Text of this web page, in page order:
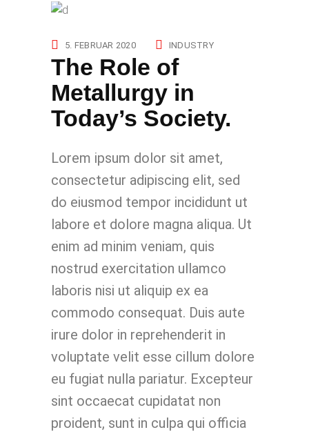
5. FEBRUAR 2020 INDUSTRY
The Role of
Metallurgy in
Today’s Society.
Lorem ipsum dolor sit amet,
consectetur adipiscing elit, sed
do eiusmod tempor incididunt ut
labore et dolore magna aliqua. Ut
enim ad minim veniam, quis
nostrud exercitation ullamco
laboris nisi ut aliquip ex ea
commodo consequat. Duis aute
irure dolor in reprehenderit in
voluptate velit esse cillum dolore
eu fugiat nulla pariatur. Excepteur
sint occaecat cupidatat non
proident, sunt in culpa qui officia